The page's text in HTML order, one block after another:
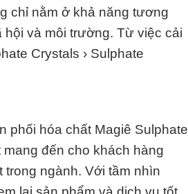
chỉ nằm ở khả năng tương
và môi trường. Từ việc cải
Crystals › Sulphate
phối hóa chất Magiê Sulphate
mang đến cho khách hàng
ngành. Với tầm nhìn